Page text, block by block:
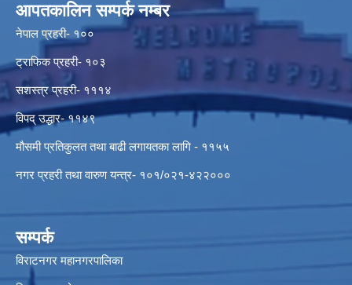
आपतकालिन सम्पर्क नम्बर
नेपाल प्रहरी- १००
ट्राफिक प्रहरी- १०३
सशस्त्र प्रहरी- १११४
विपद् उद्धार- ११४९
मौसमी प्रतिकुलत तथा बाढी लगायतका लागि - ११५५
नगर प्रहरी तथा वारुण यन्त्र- १०१/०२१-४२२०००
सम्पर्क
विराटनगर महानगरपालिका